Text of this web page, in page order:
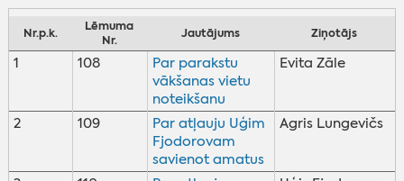
Nr.p.k.
Lēmuma
Nr.
Jautājums Ziņotājs
1 108
Par parakstu
vākšanas vietu
noteikšanu
Evita Zāle
2 109
Par atļauju Uģim
Fjodorovam
savienot amatus
Agris Lungevičs